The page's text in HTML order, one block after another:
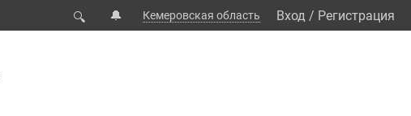
🔍 🔔 Кемеровская область Вход / Регистрация